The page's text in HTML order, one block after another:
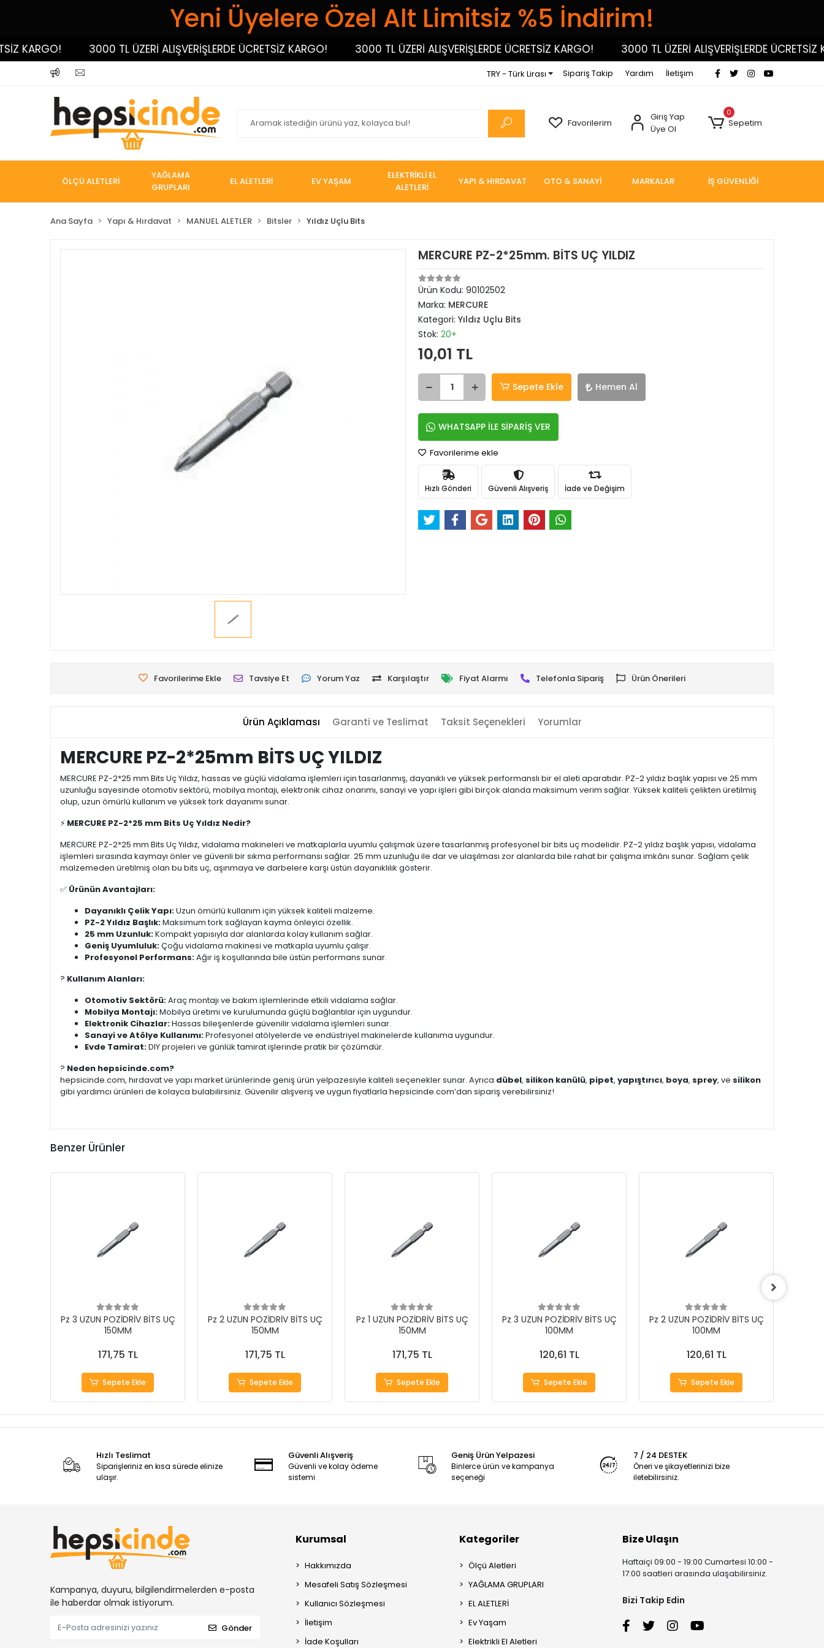
Yeni Üyelere Özel Alt Limitsiz %5 İndirim!
3000 TL ÜZERİ ALIŞVERİŞLERDE ÜCRETSİZ KARGO! 3000 TL ÜZERİ ALIŞVERİŞLERDE ÜCRETSİZ KARGO! 3000 TL ÜZERİ ALIŞVERİŞLERDE ÜCRETSİZ
TRY - Türk Lirası Sipariş Takip Yardım İletişim
Favorilerim
Giriş Yap
Üye Ol
0
Sepetim
ÖLÇÜ ALETLERİ
YAĞLAMA
GRUPLARI
EL ALETLERİ EV YAŞAM
ELEKTRİKLİ EL
ALETLERİ
YAPI & HIRDAVAT OTO & SANAYİ MARKALAR İŞ GÜVENLİĞİ
Ana Sayfa Yapı & Hırdavat MANUEL ALETLER Bitsler Yıldız Uçlu Bits
MERCURE PZ-2*25mm. BİTS UÇ YILDIZ
Ürün Kodu: 90102502
Marka: MERCURE
Kategori: Yıldız Uçlu Bits
Stok: 20+
10,01 TL
Sepete Ekle Hemen Al
WHATSAPP İLE SİPARİŞ VER
Favorilerime ekle
Hızlı Gönderi Güvenli Alışveriş İade ve Değişim
Favorilerime Ekle Tavsiye Et Yorum Yaz Karşılaştır Fiyat Alarmı Telefonla Sipariş Ürün Önerileri
Ürün Açıklaması Garanti ve Teslimat Taksit Seçenekleri Yorumlar
MERCURE PZ-2*25mm BİTS UÇ YILDIZ
MERCURE PZ-2*25 mm Bits Uç Yıldız, hassas ve güçlü vidalama işlemleri için tasarlanmış, dayanıklı ve yüksek performanslı bir el aleti aparatıdır. PZ-2 yıldız başlık yapısı ve 25 mm
uzunluğu sayesinde otomotiv sektörü, mobilya montajı, elektronik cihaz onarımı, sanayi ve yapı işleri gibi birçok alanda maksimum verim sağlar. Yüksek kaliteli çelikten üretilmiş
olup, uzun ömürlü kullanım ve yüksek tork dayanımı sunar.
⚡ MERCURE PZ-2*25 mm Bits Uç Yıldız Nedir?
MERCURE PZ-2*25 mm Bits Uç Yıldız, vidalama makineleri ve matkaplarla uyumlu çalışmak üzere tasarlanmış profesyonel bir bits uç modelidir. PZ-2 yıldız başlık yapısı, vidalama
işlemleri sırasında kaymayı önler ve güvenli bir sıkma performansı sağlar. 25 mm uzunluğu ile dar ve ulaşılması zor alanlarda bile rahat bir çalışma imkânı sunar. Sağlam çelik
malzemeden üretilmiş olan bu bits uç, aşınmaya ve darbelere karşı üstün dayanıklılık gösterir.
✅ Ürünün Avantajları:
Dayanıklı Çelik Yapı:Uzun ömürlü kullanım için yüksek kaliteli malzeme.
PZ-2 Yıldız Başlık:Maksimum tork sağlayan kayma önleyici özellik.
25 mm Uzunluk:Kompakt yapısıyla dar alanlarda kolay kullanım sağlar.
Geniş Uyumluluk:Çoğu vidalama makinesi ve matkapla uyumlu çalışır.
Profesyonel Performans:Ağır iş koşullarında bile üstün performans sunar.
?️ Kullanım Alanları:
Otomotiv Sektörü:Araç montajı ve bakım işlemlerinde etkili vidalama sağlar.
Mobilya Montajı:Mobilya üretimi ve kurulumunda güçlü bağlantılar için uygundur.
Elektronik Cihazlar:Hassas bileşenlerde güvenilir vidalama işlemleri sunar.
Sanayi ve Atölye Kullanımı:Profesyonel atölyelerde ve endüstriyel makinelerde kullanıma uygundur.
Evde Tamirat:DIY projeleri ve günlük tamirat işlerinde pratik bir çözümdür.
? Neden hepsicinde.com?
hepsicinde.com, hırdavat ve yapı market ürünlerinde geniş ürün yelpazesiyle kaliteli seçenekler sunar. Ayrıca dübel, silikon kanülü, pipet, yapıştırıcı, boya, sprey, ve silikon
gibi yardımcı ürünleri de kolayca bulabilirsiniz. Güvenilir alışveriş ve uygun fiyatlarla hepsicinde.com’dan sipariş verebilirsiniz!
Benzer Ürünler
Pz 3 UZUN POZİDRİV BİTS UÇ
150MM
171,75 TL
Sepete Ekle
Pz 2 UZUN POZİDRİV BİTS UÇ
150MM
171,75 TL
Sepete Ekle
Pz 1 UZUN POZİDRİV BİTS UÇ
150MM
171,75 TL
Sepete Ekle
Pz 3 UZUN POZİDRİV BİTS UÇ
100MM
120,61 TL
Sepete Ekle
Pz 2 UZUN POZİDRİV BİTS UÇ
100MM
120,61 TL
Sepete Ekle
Hızlı Teslimat
Siparişleriniz en kısa sürede elinize
ulaşır.
Güvenli Alışveriş
Güvenli ve kolay ödeme
sistemi
Geniş Ürün Yelpazesi
Binlerce ürün ve kampanya
seçeneği
7 / 24 DESTEK
Öneri ve şikayetlerinizi bize
iletebilirsiniz.
Kampanya, duyuru, bilgilendirmelerden e-posta
ile haberdar olmak istiyorum.
Gönder
Kurumsal
Hakkımızda
Mesafeli Satış Sözleşmesi
Kullanıcı Sözleşmesi
İletişim
İade Koşulları
Kategoriler
Ölçü Aletleri
YAĞLAMA GRUPLARI
EL ALETLERİ
Ev Yaşam
Elektrikli El Aletleri
Bize Ulaşın
Haftaiçi 09:00 - 19:00 Cumartesi 10:00 -
17:00 saatleri arasında ulaşabilirsiniz.
Bizi Takip Edin